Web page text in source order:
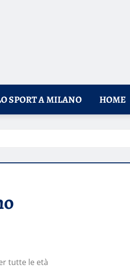
SPORT A MILANO HOME
tutte le età